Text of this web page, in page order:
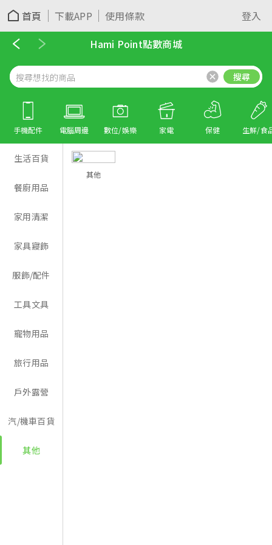
首頁 下載APP 使用條款
登入
Hami Point點數商城
搜尋
手機配件 電腦周邊 數位/娛樂 家電 保健 生鮮/食
生活百貨
餐廚用品
家用清潔
家具寢飾
服飾/配件
工具文具
寵物用品
旅行用品
戶外露營
汽/機車百貨
其他
其他